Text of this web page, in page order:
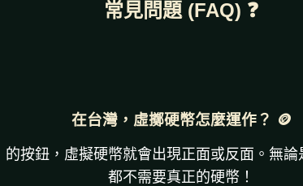
常見問題 (FAQ) ❓
在台灣，虛擲硬幣怎麼運作？ 🪙
按鈕，虛擬硬幣就會出現正面或反面。無論
都不需要真正的硬幣！